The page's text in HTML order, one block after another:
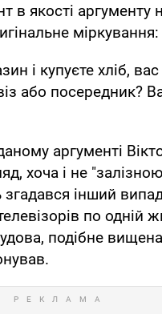
в якості аргументу
міркування:
і купуєте хліб, вас
або посередник?
аргументі
хоча і не
інший
по одній
подібне